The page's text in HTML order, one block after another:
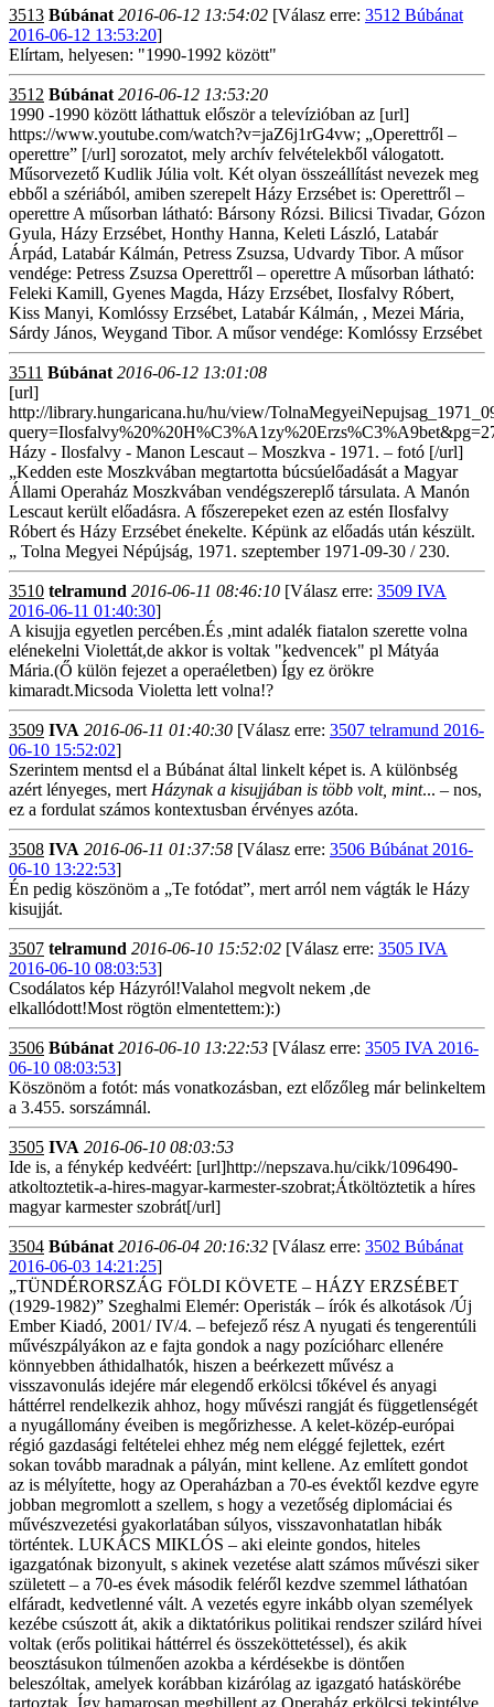
3513 Búbánat 2016-06-12 13:54:02 [Válasz erre: 3512 Búbánat
2016-06-12 13:53:20]
Elírtam, helyesen: "1990-1992 között"
3512 Búbánat 2016-06-12 13:53:20
1990 -1990 között láthattuk először a televízióban az [url]
https://www.youtube.com/watch?v=jaZ6j1rG4vw; „Operettről –
operettre” [/url] sorozatot, mely archív felvételekből válogatott.
Műsorvezető Kudlik Júlia volt. Két olyan összeállítást nevezek meg
ebből a szériából, amiben szerepelt Házy Erzsébet is: Operettről –
operettre A műsorban látható: Bársony Rózsi. Bilicsi Tivadar, Gózon
Gyula, Házy Erzsébet, Honthy Hanna, Keleti László, Latabár
Árpád, Latabár Kálmán, Petress Zsuzsa, Udvardy Tibor. A műsor
vendége: Petress Zsuzsa Operettről – operettre A műsorban látható:
Feleki Kamill, Gyenes Magda, Házy Erzsébet, Ilosfalvy Róbert,
Kiss Manyi, Komlóssy Erzsébet, Latabár Kálmán, , Mezei Mária,
Sárdy János, Weygand Tibor. A műsor vendége: Komlóssy Erzsébet
3511 Búbánat 2016-06-12 13:01:08
[url]
http://library.hungaricana.hu/hu/view/
Házy - Ilosfalvy - Manon Lescaut – Moszkva - 1971. – fotó [/url]
„Kedden este Moszkvában megtartotta búcsúelőadását a Magyar
Állami Operaház Moszkvában vendégszereplő társulata. A Manón
Lescaut került előadásra. A főszerepeket ezen az estén Ilosfalvy
Róbert és Házy Erzsébet énekelte. Képünk az előadás után készült.
„ Tolna Megyei Népújság, 1971. szeptember 1971-09-30 / 230.
3510 telramund 2016-06-11 08:46:10 [Válasz erre: 3509 IVA
2016-06-11 01:40:30]
A kisujja egyetlen percében.És ,mint adalék fiatalon szerette volna
elénekelni Violettát,de akkor is voltak "kedvencek" pl Mátyáa
Mária.(Ő külön fejezet a operaéletben) Így ez örökre
kimaradt.Micsoda Violetta lett volna!?
3509 IVA 2016-06-11 01:40:30 [Válasz erre: 3507 telramund 2016-
06-10 15:52:02]
Szerintem mentsd el a Búbánat által linkelt képet is. A különbség
azért lényeges, mert Házynak a kisujjában is több volt, mint... – nos,
ez a fordulat számos kontextusban érvényes azóta.
3508 IVA 2016-06-11 01:37:58 [Válasz erre: 3506 Búbánat 2016-
06-10 13:22:53]
Én pedig köszönöm a „Te fotódat”, mert arról nem vágták le Házy
kisujját.
3507 telramund 2016-06-10 15:52:02 [Válasz erre: 3505 IVA
2016-06-10 08:03:53]
Csodálatos kép Házyról!Valahol megvolt nekem ,de
elkallódott!Most rögtön elmentettem:):)
3506 Búbánat 2016-06-10 13:22:53 [Válasz erre: 3505 IVA 2016-
06-10 08:03:53]
Köszönöm a fotót: más vonatkozásban, ezt előzőleg már belinkeltem
a 3.455. sorszámnál.
3505 IVA 2016-06-10 08:03:53
Ide is, a fénykép kedvéért: [url]http://nepszava.hu/cikk/1096490-
atkoltoztetik-a-hires-magyar-karmester-szobrat;Átköltöztetik a híres
magyar karmester szobrát[/url]
3504 Búbánat 2016-06-04 20:16:32 [Válasz erre: 3502 Búbánat
2016-06-03 14:21:25]
„TÜNDÉRORSZÁG FÖLDI KÖVETE – HÁZY ERZSÉBET
(1929-1982)” Szeghalmi Elemér: Operisták – írók és alkotások /Új
Ember Kiadó, 2001/ IV/4. – befejező rész A nyugati és tengerentúli
művészpályákon az e fajta gondok a nagy pozícióharc ellenére
könnyebben áthidalhatók, hiszen a beérkezett művész a
visszavonulás idejére már elegendő erkölcsi tőkével és anyagi
háttérrel rendelkezik ahhoz, hogy művészi rangját és függetlenségét
a nyugállomány éveiben is megőrizhesse. A kelet-közép-európai
régió gazdasági feltételei ehhez még nem eléggé fejlettek, ezért
sokan tovább maradnak a pályán, mint kellene. Az említett gondot
az is mélyítette, hogy az Operaházban a 70-es évektől kezdve egyre
jobban megromlott a szellem, s hogy a vezetőség diplomáciai és
művészvezetési gyakorlatában súlyos, visszavonhatatlan hibák
történtek. LUKÁCS MIKLÓS – aki eleinte gondos, hiteles
igazgatónak bizonyult, s akinek vezetése alatt számos művészi siker
született – a 70-es évek második feléről kezdve szemmel láthatóan
elfáradt, kedvetlenné vált. A vezetés egyre inkább olyan személyek
kezébe csúszott át, akik a diktatórikus politikai rendszer szilárd hívei
voltak (erős politikai háttérrel és összeköttetéssel), és akik
beosztásukon túlmenően azokba a kérdésekbe is döntően
beleszóltak, amelyek korábban kizárólag az igazgató hatáskörébe
tartoztak. Így hamarosan megbillent az Operaház erkölcsi tekintélye,